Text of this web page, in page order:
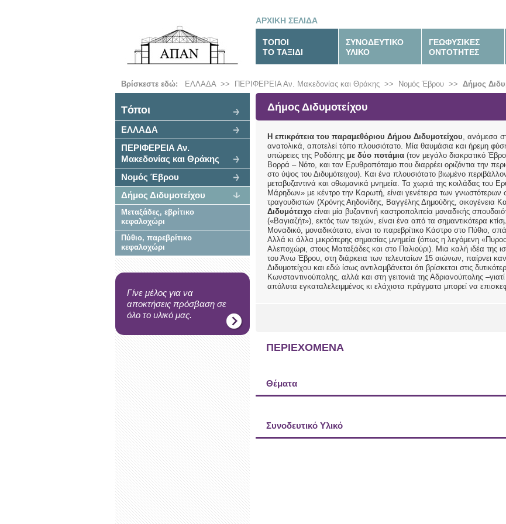
ΑΡΧΙΚΗ ΣΕΛΙΔΑ
ΤΟΠΟΙ
ΤΟ ΤΑΞΙΔΙ
ΣΥΝΟΔΕΥΤΙΚΟ
ΥΛΙΚΟ
ΓΕΩΦΥΣΙΚΕΣ
ΟΝΤΟΤΗΤΕΣ
Βρίσκεστε εδώ: ΕΛΛΑΔΑ>> ΠΕΡΙΦΕΡΕΙΑ Αν. Μακεδονίας και Θράκης >> Νομός Έβρου >> Δήμος
Tόποι
ΕΛΛΑΔΑ
ΠΕΡΙΦΕΡΕΙΑ Αν.
Μακεδονίας και Θράκης
Νομός Έβρου
Δήμος Διδυμοτείχου
Μεταξάδες, εβρίτικο
κεφαλοχώρι
Πύθιο, παρεβρίτικο
κεφαλοχώρι
Γίνε μέλος για να
αποκτήσεις πρόσβαση σε
όλο το υλικό μας.
Δήμος Διδυμοτείχου
Η επικράτεια του παραμεθόριου Δήμου Διδυμοτείχου, ανάμεσα
ανατολικά, αποτελεί τόπο πλουσιότατο. Μία θαυμάσια και ήρεμη
υπώρειες της Ροδόπης με δύο ποτάμια (τον μεγάλο διακρατικό
Βορρά – Νότο, και τον Ερυθροπόταμο που διαρρέει οριζόντια την
στο ύψος του Διδυμότειχου). Και ένα πλουσιότατο βιωμένο
μεταβυζαντινά και οθωμανικά μνημεία. Τα χωριά της κοιλάδας του
Μάρηδων» με κέντρο την Καρωτή, είναι γενέτειρα των
τραγουδιστών (Χρόνης Αηδονίδης, Βαγγέλης Δημούδης, οικογένεια
Διδυμότειχο είναι μία βυζαντινή καστροπολιτεία μοναδικής
(«Βαγιαζήτ»), εκτός των τειχών, είναι ένα από τα σημαντικότερα
Μοναδικό, μοναδικότατο, είναι το παρεβρίτικο Κάστρο στο Πύθιο,
Αλλά κι άλλα μικρότερης σημασίας μνημεία (όπως η λεγόμενη
Αλεποχώρι, στους Ματαξάδες και στο Παλιούρι). Μια καλή ιδέα της
του Άνω Έβρου, στη διάρκεια των τελευταίων 15 αιώνων, παίρνει
Διδυμοτείχου και εδώ ίσως αντιλαμβάνεται ότι βρίσκεται στις
Κωνσταντινούπολης, αλλά και στη γειτονιά της Αδριανούπολης
απόλυτα εγκαταλελειμμένος κι ελάχιστα πράγματα μπορεί να
ΠΕΡΙΕΧΟΜΕΝΑ
Θέματα
Συνοδευτικό Υλικό